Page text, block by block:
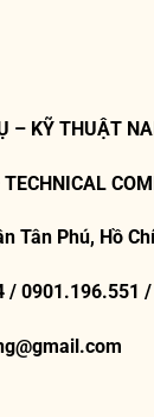
– KỸ THUẬT
Tân Phú, Hồ
0901.196.551